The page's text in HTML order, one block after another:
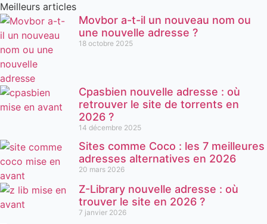
Meilleurs articles
Movbor a-t-il un nouveau nom ou
une nouvelle adresse ?
18 octobre 2025
Cpasbien nouvelle adresse : où
retrouver le site de torrents en
2026 ?
14 décembre 2025
Sites comme Coco : les 7 meilleures
adresses alternatives en 2026
20 mars 2026
Z-Library nouvelle adresse : où
trouver le site en 2026 ?
7 janvier 2026